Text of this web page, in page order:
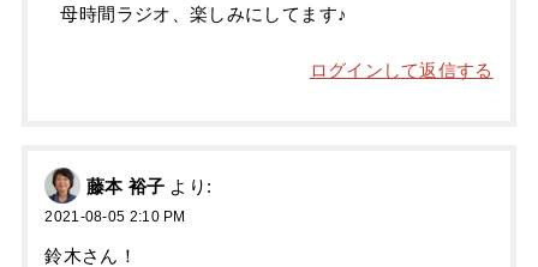
母時間ラジオ、楽しみにしてます♪
ログインして返信する
藤本 裕子 より:
2021-08-05 2:10 PM
鈴木さん！